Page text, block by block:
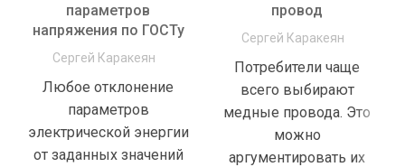
параметров
напряжения по ГОСТу
Сергей Каракеян
Любое отклонение
параметров
электрической энергии
от заданных значений
провод
Сергей Каракеян
Потребители чаще
всего выбирают
медные провода. Это
можно
аргументировать их